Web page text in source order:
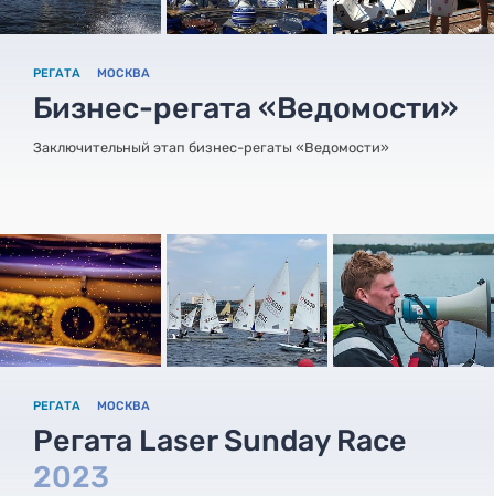
РЕГАТА МОСКВА
Бизнес-регата «Ведомости»
Заключительный этап бизнес-регаты «Ведомости»
РЕГАТА МОСКВА
Регата Laser Sunday Race
2023